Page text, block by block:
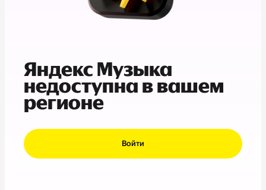
Яндекс Музыка
недоступна в вашем
регионе
Войти